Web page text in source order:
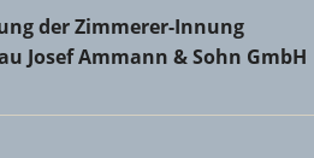
der Zimmerer-Innung
Josef Ammann & Sohn GmbH &
der Zimmerer-Innung
Josef Ammann & Sohn GmbH